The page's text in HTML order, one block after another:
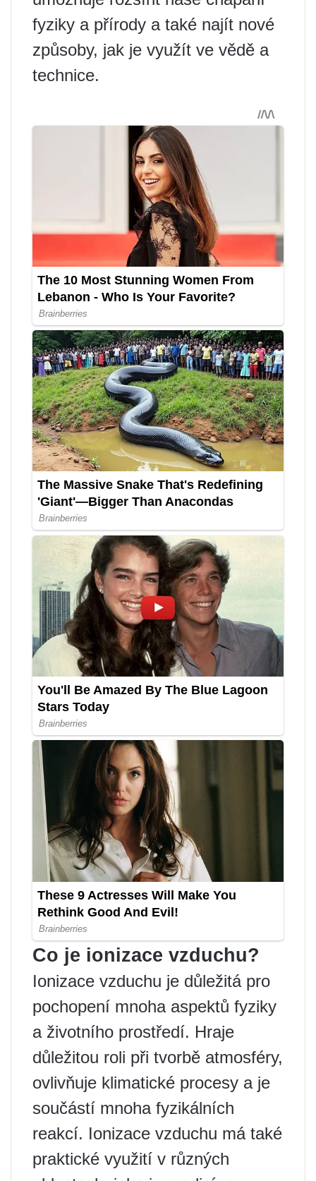
fyziky a přírody a také najít nové
způsoby, jak je využít ve vědě a
technice.
Co je ionizace vzduchu?
Ionizace vzduchu je důležitá pro
pochopení mnoha aspektů fyziky
a životního prostředí. Hraje
důležitou roli při tvorbě atmosféry,
ovlivňuje klimatické procesy a je
součástí mnoha fyzikálních
reakcí. Ionizace vzduchu má také
praktické využití v různých